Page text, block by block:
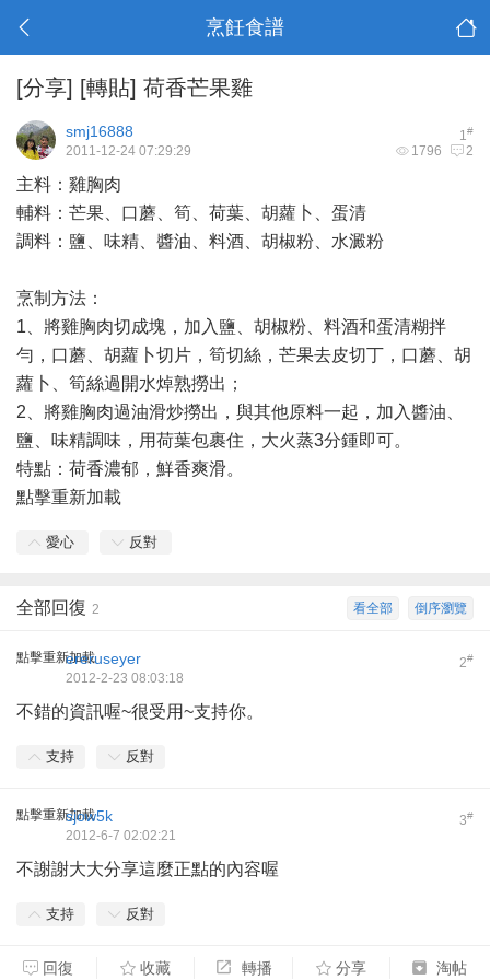
烹飪食譜
[分享] [轉貼] 荷香芒果雞
1#
smj16888
1796 2
2011-12-24 07:29:29
主料：雞胸肉
輔料：芒果、口蘑、筍、荷葉、胡蘿卜、蛋清
調料：鹽、味精、醬油、料酒、胡椒粉、水澱粉
烹制方法：
1、將雞胸肉切成塊，加入鹽、胡椒粉、料酒和蛋清糊拌
勻，口蘑、胡蘿卜切片，筍切絲，芒果去皮切丁，口蘑、胡
蘿卜、筍絲過開水焯熟撈出；
2、將雞胸肉過油滑炒撈出，與其他原料一起，加入醬油、
鹽、味精調味，用荷葉包裹住，大火蒸3分鍾即可。
特點：荷香濃郁，鮮香爽滑。
點擊重新加載
愛心 反對
倒序瀏覽
看全部
全部回復 2
點擊重新加載 2#
ereruseyer
2012-2-23 08:03:18
不錯的資訊喔~很受用~支持你。
支持 反對
點擊重新加載 3#
sjow5k
2012-6-7 02:02:21
不謝謝大大分享這麼正點的內容喔
支持 反對
回復 收藏 轉播 分享 淘帖